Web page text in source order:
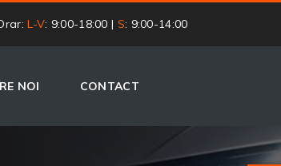
L-V: 9:00-18:00 | S: 9:00-14:00
NOI CONTACT